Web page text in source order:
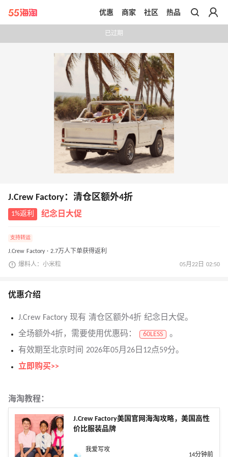
带你去官网买正品
优惠 商家 社区 热品
已过期
J.Crew Factory：清仓区额外4折
1%返利 纪念日大促
支持转运
J.Crew Factory · 2.7万人下单获得返利
爆料人：小米粒 05月22日 02:50
优惠介绍
J.Crew Factory 现有 清仓区额外4折 纪念日大促。
全场额外4折，需要使用优惠码：
60LESS
。
有效期至北京时间 2026年05月26日12点59分。
立即购买>>
海淘教程：
J.Crew Factory美国官网海淘攻略，美国高性
价比服装品牌
我爱写攻
14分钟前